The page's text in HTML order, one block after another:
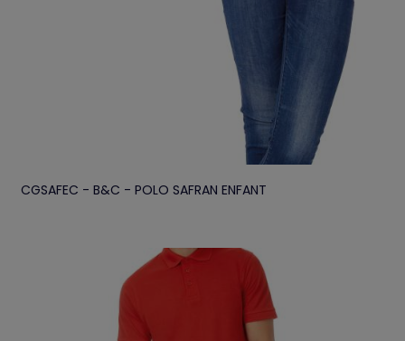
CGSAFEC - B&C - POLO SAFRAN ENFANT